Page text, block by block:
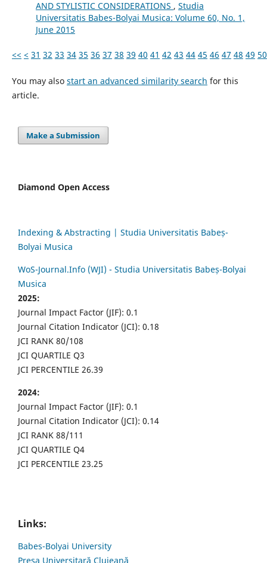
AND STYLISTIC CONSIDERATIONS , Studia
Universitatis Babes-Bolyai Musica: Volume 60, No. 1,
June 2015
<< < 31 32 33 34 35 36 37 38 39 40 41 42 43 44 45 46 47 48 49 50
You may also start an advanced similarity search for this
article.
Make a Submission
Diamond Open Access
Indexing & Abstracting | Studia Universitatis Babeș-
Bolyai Musica
WoS-Journal.Info (WJI) - Studia Universitatis Babeș-Bolyai
Musica
2025:
Journal Impact Factor (JIF): 0.1
Journal Citation Indicator (JCI): 0.18
JCI RANK 80/108
JCI QUARTILE Q3
JCI PERCENTILE 26.39
2024:
Journal Impact Factor (JIF): 0.1
Journal Citation Indicator (JCI): 0.14
JCI RANK 88/111
JCI QUARTILE Q4
JCI PERCENTILE 23.25
Links:
Babes-Bolyai University
Presa Universitară Clujeană